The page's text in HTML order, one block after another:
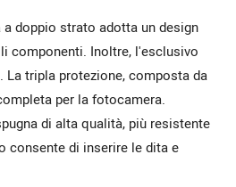
doppio strato adotta un design
componenti. Inoltre, l'esclusivo
tripla protezione, composta da
per la fotocamera.
di alta qualità, più resistente
consente di inserire le dita e